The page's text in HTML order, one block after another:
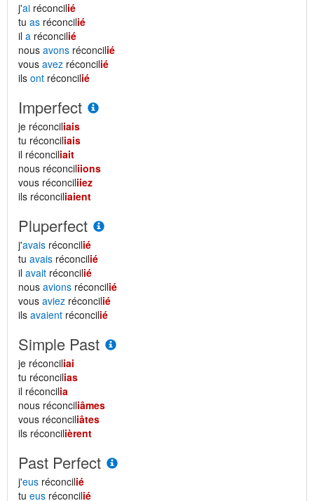
j'ai réconcilié
tu as réconcilié
il a réconcilié
nous avons réconcilié
vous avez réconcilié
ils ont réconcilié
Imperfect
je réconciliais
tu réconciliais
il réconciliait
nous réconciliions
vous réconciliiez
ils réconciliaient
Pluperfect
j'avais réconcilié
tu avais réconcilié
il avait réconcilié
nous avions réconcilié
vous aviez réconcilié
ils avaient réconcilié
Simple Past
je réconciliai
tu réconcilias
il réconcilia
nous réconciliâmes
vous réconciliâtes
ils réconcilièrent
Past Perfect
j'eus réconcilié
tu eus réconcilié